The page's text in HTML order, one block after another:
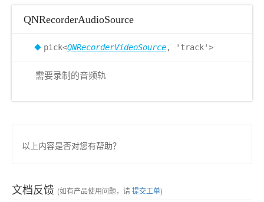
QNRecorderAudioSource
pick<QNRecorderVideoSource, 'track'>
需要录制的音频轨
以上内容是否对您有帮助？
文档反馈 (如有产品使用问题，请提交工单)